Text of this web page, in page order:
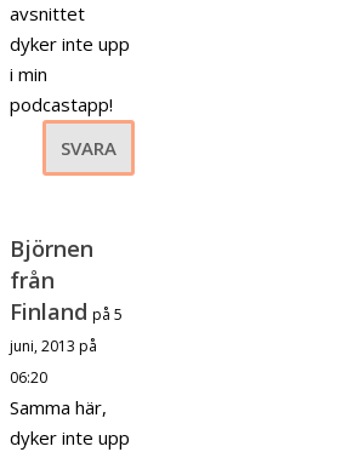
avsnittet
dyker inte upp
i min
podcastapp!
SVARA
Björnen
från
Finland på 5
juni, 2013 på
06:20
Samma här,
dyker inte upp